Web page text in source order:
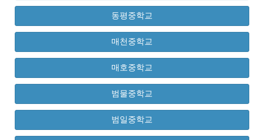
동평중학교
매천중학교
매호중학교
범물중학교
범일중학교